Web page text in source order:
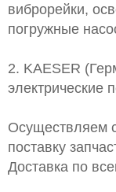
виброрейки,
погружные
2. KAESER
электрические
Осуществляем
поставку
Доставка по